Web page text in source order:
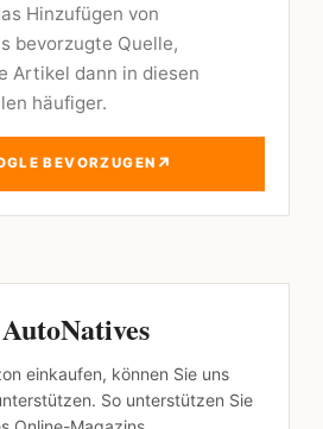
Hinzufügen von
bevorzugte Quelle,
Artikel dann in diesen
häufiger.
BEVORZUGEN ↗
einkaufen, können Sie uns
So unterstützen Sie